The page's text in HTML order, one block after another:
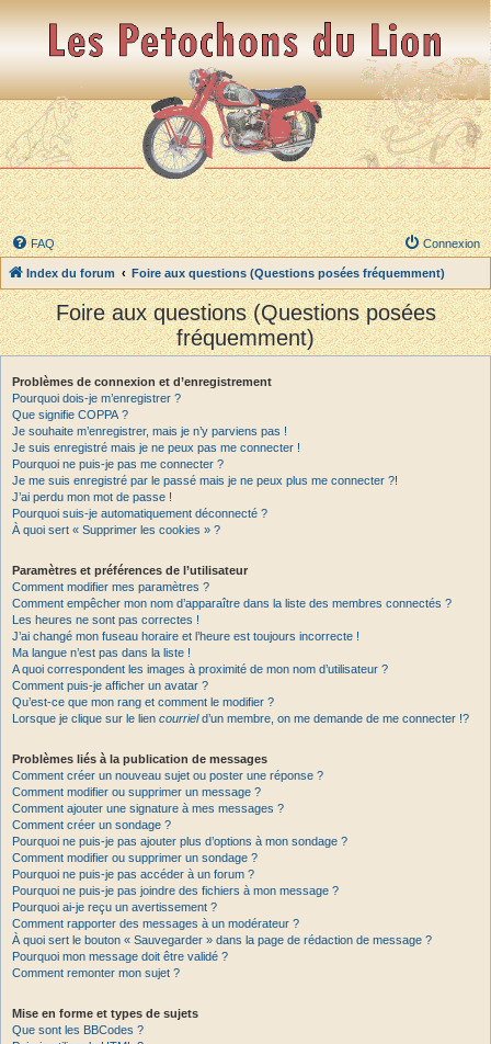
FAQ Connexion
Index du forum Foire aux questions (Questions posées fréquemment)
Foire aux questions (Questions posées
fréquemment)
Problèmes de connexion et d’enregistrement
Pourquoi dois-je m’enregistrer ?
Que signifie COPPA ?
Je souhaite m’enregistrer, mais je n’y parviens pas !
Je suis enregistré mais je ne peux pas me connecter !
Pourquoi ne puis-je pas me connecter ?
Je me suis enregistré par le passé mais je ne peux plus me connecter ?!
J’ai perdu mon mot de passe !
Pourquoi suis-je automatiquement déconnecté ?
À quoi sert « Supprimer les cookies » ?
Paramètres et préférences de l’utilisateur
Comment modifier mes paramètres ?
Comment empêcher mon nom d’apparaître dans la liste des membres connectés ?
Les heures ne sont pas correctes !
J’ai changé mon fuseau horaire et l’heure est toujours incorrecte !
Ma langue n’est pas dans la liste !
A quoi correspondent les images à proximité de mon nom d’utilisateur ?
Comment puis-je afficher un avatar ?
Qu’est-ce que mon rang et comment le modifier ?
Lorsque je clique sur le lien courrield’un membre, on me demande de me connecter !?
Problèmes liés à la publication de messages
Comment créer un nouveau sujet ou poster une réponse ?
Comment modifier ou supprimer un message ?
Comment ajouter une signature à mes messages ?
Comment créer un sondage ?
Pourquoi ne puis-je pas ajouter plus d’options à mon sondage ?
Comment modifier ou supprimer un sondage ?
Pourquoi ne puis-je pas accéder à un forum ?
Pourquoi ne puis-je pas joindre des fichiers à mon message ?
Pourquoi ai-je reçu un avertissement ?
Comment rapporter des messages à un modérateur ?
À quoi sert le bouton « Sauvegarder » dans la page de rédaction de message ?
Pourquoi mon message doit être validé ?
Comment remonter mon sujet ?
Mise en forme et types de sujets
Que sont les BBCodes ?